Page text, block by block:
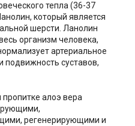
тепла (36-37
который является
шерсти. Ланолин
организм человека,
артериальное
подвижность суставов,
пропитке алоэ вера
регенерирующими и